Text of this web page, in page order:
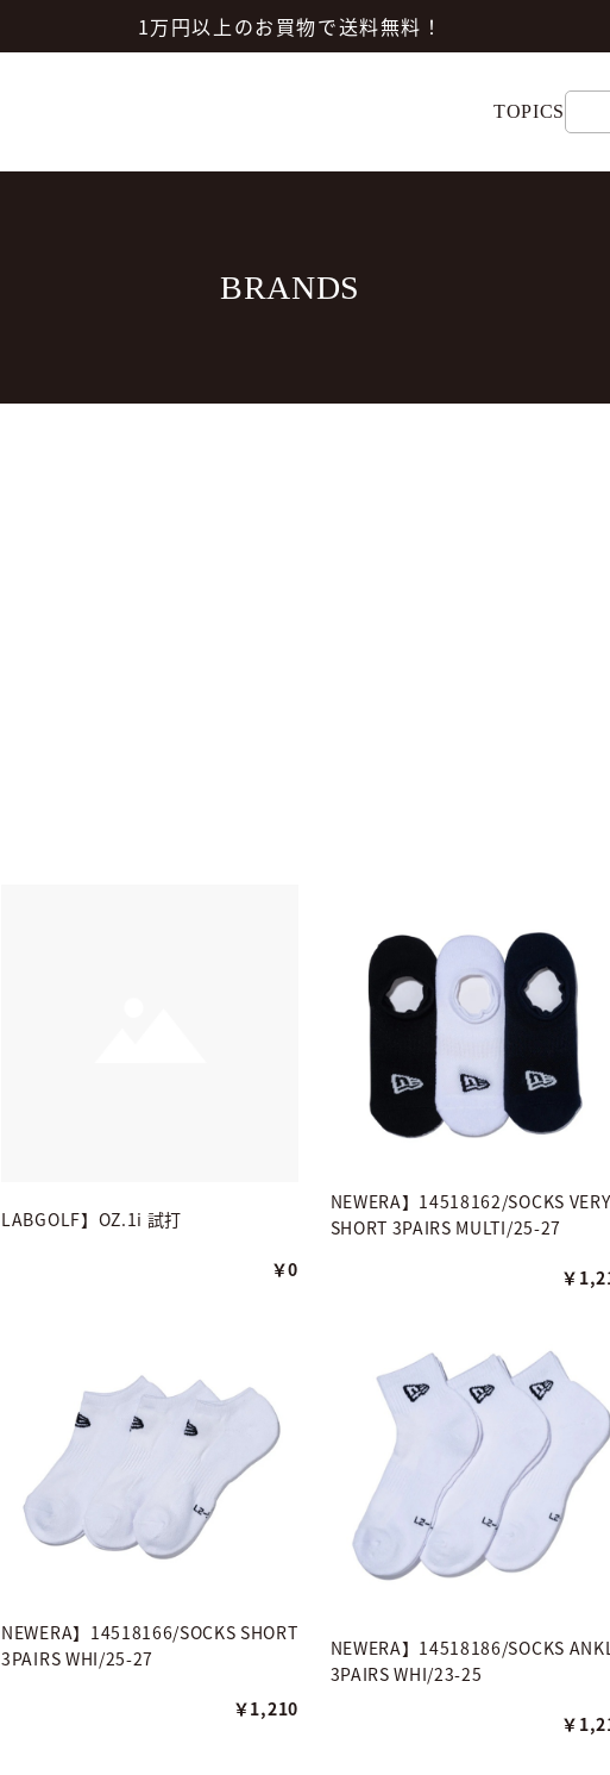
1万円以上のお買物で送料無料！
TOPICS
BRANDS
LABGOLF】OZ.1i 試打
￥0
NEWERA】14518162/SOCKS VERY
SHORT 3PAIRS MULTI/25-27
￥
NEWERA】14518166/SOCKS SHORT
3PAIRS WHI/25-27
￥1,210
NEWERA】14518186/SOCKS
3PAIRS WHI/23-25
￥